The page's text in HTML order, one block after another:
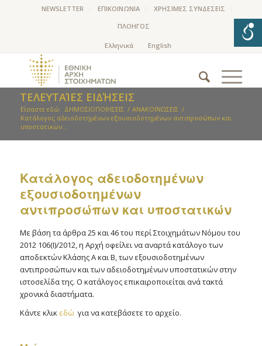
NEWSLETTER ΕΠΙΚΟΙΝΩΝΙΑ
ΧΡΗΣΙΜΕΣ ΣΥΝΔΕΣΕΙΣ
ΠΛΟΗΓΟΣ
ΤΕΛΕΥΤΑΊΕΣ ΕΙΔΉΣΕΙΣ
Είσαστε εδώ: ΔΗΜΟΣΙΟΠΟΙΗΣΕΙΣ / ΑΝΑΚΟΙΝΩΣΕΙΣ /
Kατάλογος αδειοδοτημένων εξουσιοδοτημένων αντιπροσώπων και
υποστατικών...
Kατάλογος αδειοδοτημένων
εξουσιοδοτημένων
αντιπροσώπων και υποστατικών
Με βάση τα άρθρα 25 και 46 του περί Στοιχημάτων Νόμου του
2012 106(Ι)/2012, η Αρχή οφείλει να αναρτά κατάλογο των
αποδεκτών Κλάσης Α και Β, των εξουσιοδοτημένων
αντιπροσώπων και των αδειοδοτημένων υποστατικών στην
ιστοσελίδα της. Ο κατάλογος επικαιροποιείται ανά τακτά
χρονικά διαστήματα.
Κάντε κλικ εδώ για να κατεβάσετε το αρχείο.